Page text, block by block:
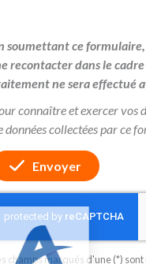
soumettant ce
recontacter dans le
ne sera effectué
connaître et exercer
données collectées par ce
Envoyer
champs marqués d'une (*)